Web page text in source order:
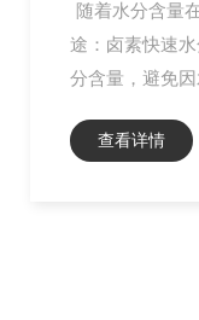
随着水分含量
途：卤素快速
分含量，避免
查看详情